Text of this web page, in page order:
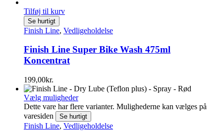
Tilføj til kurv
Se hurtigt
Finish Line, Vedligeholdelse
Finish Line Super Bike Wash 475ml
Koncentrat
199,00kr.
Vælg muligheder
Dette vare har flere varianter. Mulighederne kan vælges på
varesiden
Se hurtigt
Finish Line, Vedligeholdelse